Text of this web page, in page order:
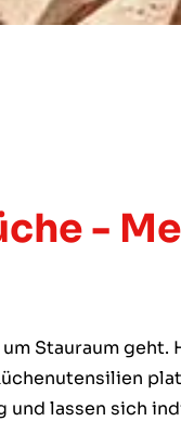
-
Stauraum geht.
und lassen sich